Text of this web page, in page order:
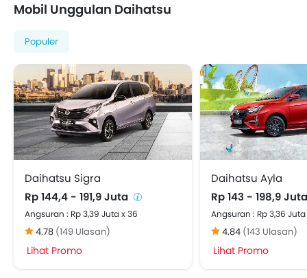
Mobil Unggulan Daihatsu
Populer
Daihatsu Sigra
Rp 144,4 - 191,9 Juta
Angsuran : Rp 3,39 Juta x 36
4.78 (149 Ulasan)
Lihat Promo
Daihatsu Ayla
Rp 143 - 198,9
Angsuran : Rp 3,36
4.84 (143 Ulasan)
Lihat Promo